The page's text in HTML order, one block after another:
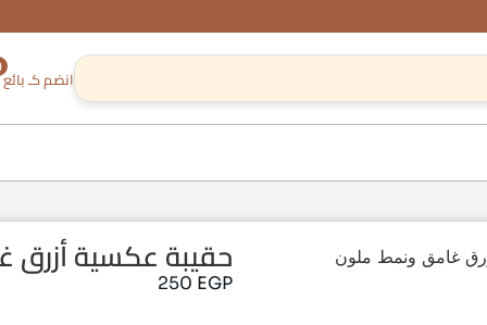
انضم كـ بائع
غامق ونمط ملون حقيبة عكسية
250 EGP